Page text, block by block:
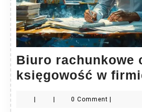
Biuro rachunkowe
księgowość w
| | 0 Comment |